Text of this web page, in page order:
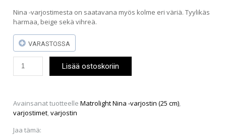
Nina -varjostimesta on saatavana myös kolme eri väriä. Tyylikäs
harmaa, beige sekä vihreä.
VARASTOSSA
Nina
(25
cm)
vihreä
määrä
Lisää ostoskoriin
Avainsanat tuotteelleMatrolight Nina -varjostin (25 cm),
varjostimet,varjostin
Jaa tämä: